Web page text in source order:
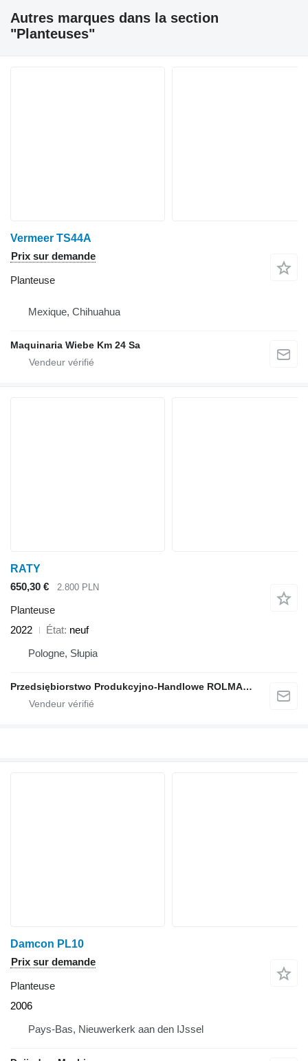
Autres marques dans la section
"Planteuses"
Vermeer TS44A
Prix sur demande
Planteuse
Mexique, Chihuahua
Maquinaria Wiebe Km 24 Sa
RATY
650,30 €
2.800 PLN
Planteuse
2022
État neuf
Pologne, Słupia
Przedsiębiorstwo Produkcyjno-Handlowe ROLMAPOL Marcin Dziekan
Damcon PL10
Prix sur demande
Planteuse
2006
Pays-Bas, Nieuwerkerk aan den IJssel